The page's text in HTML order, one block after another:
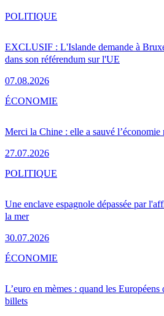
EXCLUSIF : L'Islande demande à
dans son référendum sur l'UE
07.08.2026
POLITIQUE
Merci la Chine : elle a sauvé l’économie
27.07.2026
ÉCONOMIE
Une enclave espagnole dépassée par
la mer
30.07.2026
POLITIQUE
L’euro en mèmes : quand les
billets
ÉCONOMIE